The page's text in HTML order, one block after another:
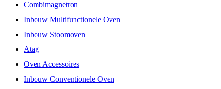
Combimagnetron
Inbouw Multifunctionele Oven
Inbouw Stoomoven
Atag
Oven Accessoires
Inbouw Conventionele Oven